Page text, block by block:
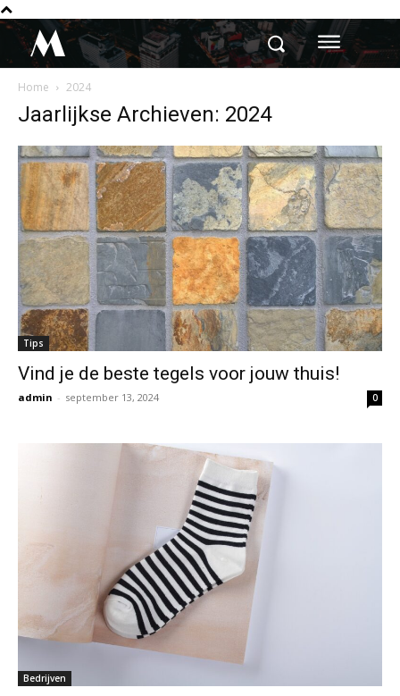
M
Home 2024
Jaarlijkse Archieven: 2024
Tips
Vind je de beste tegels voor jouw thuis!
admin - september 13, 2024 0
Bedrijven